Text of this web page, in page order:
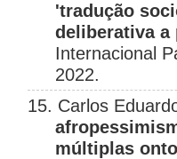
'tradução
deliberativa a
Internacional
2022.
15. Carlos
múltiplas